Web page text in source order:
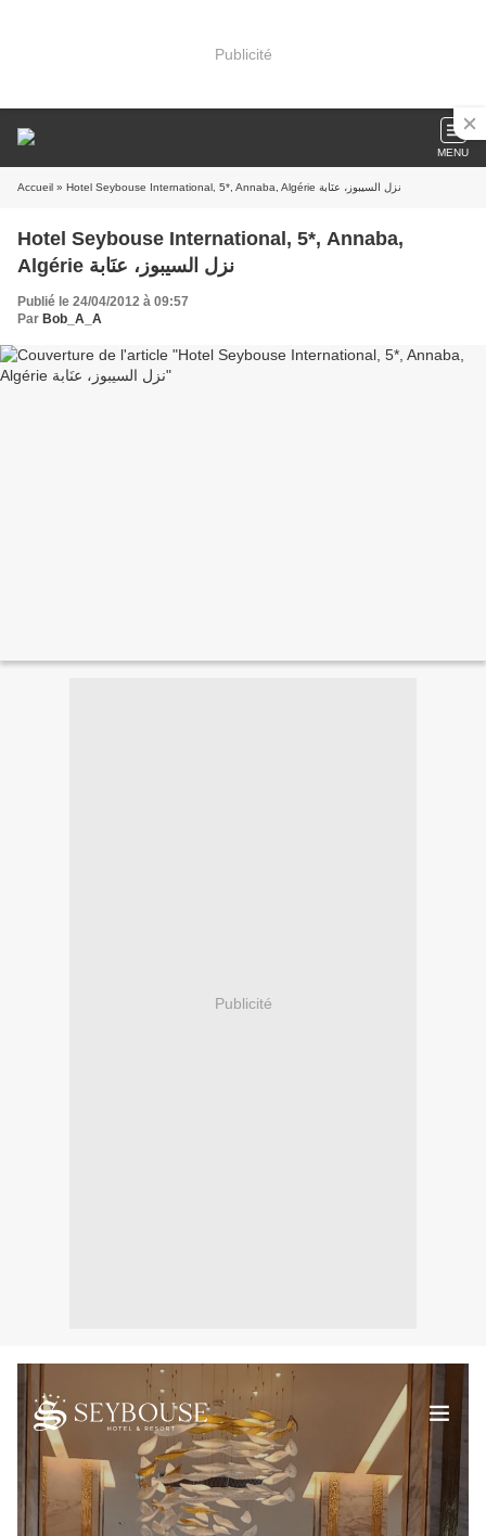
Publicité
MENU
Accueil » Hotel Seybouse International, 5*, Annaba, Algérie نزل السيبوز، عنَابة
Hotel Seybouse International, 5*, Annaba,
Algérie نزل السيبوز، عنَابة
Publié le 24/04/2012 à 09:57
Par Bob_A_A
Publicité